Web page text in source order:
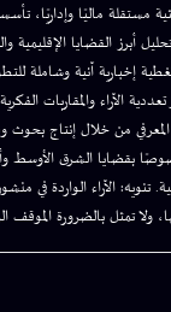
أبرز القضايا
إخبارية آنية وشاملة
الآراء والمقاربات
المعرفي من خلال إنتاج بحوث
بقضايا الشرق الأوسط
تنويه: الآراء الواردة في
ولا تمثل بالضرورة